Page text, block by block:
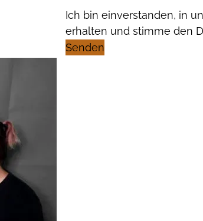
Ich bin einverstanden, in
erhalten und stimme den
Senden